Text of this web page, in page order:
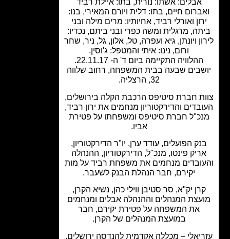
אבלים: אשתו: נורית, בתו: איילת רביד
חיים, בתו: דלית ויורם המאירי, בנו:
ואורלי רביד, אחיותיו: מרים מילה ובני
מרגלית ומשה כפרי ובני ביתם, נכדיו:
ויונתן, גיא ועפרה, טל, אלון, גל, ניר, שחר
ורום, נינו: איתי והמטפל: ג'וסין.
ההלוויה התקיימה ביום ד' ה- 22.11.17.
שבעה בבית המשפחה, רחוב שלווה
חברת סיטיפס הרכבת הקלה בירושלים,
והדירקטוריון מנחמים את ירון רביד,
חברת סיטיפס ומשפחתו על פטירת
הפועלים, עודד ערן, יו"ר הדירקטוריון,
פינטו, מנכ"ל, הדירקטוריון, ההנהלה
מנחמים את משפחת רביד על מות
יקירם, חבר הנהלת הבנק לשעבר.
יק"א, סר סטיבן ווילי כהן, נשיא הקרן,
המנהלים וההנהלה אבלים ומנחמים
את המשפחה על פטירת יקירם, חבר
במועצת המנהלים של הקרן.
– מכללה אקדמית להנדסה ירושלים,